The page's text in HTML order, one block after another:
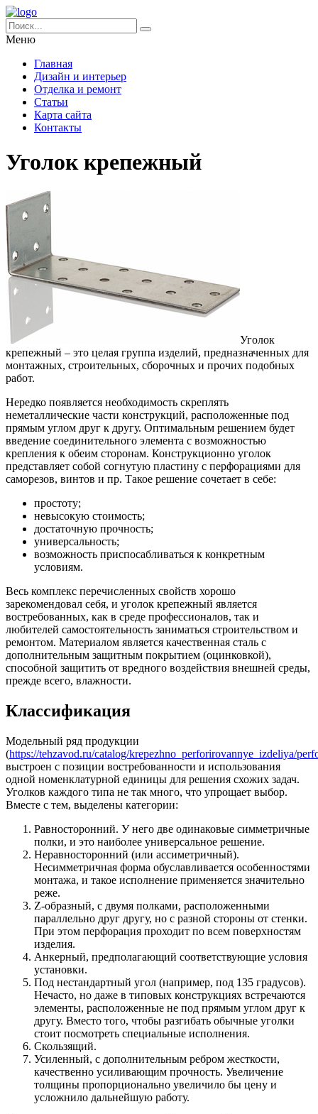
Меню
Главная
Дизайн и интерьер
Отделка и ремонт
Статьи
Карта сайта
Контакты
Уголок крепежный
Уголок
крепежный – это целая группа изделий, предназначенных для
монтажных, строительных, сборочных и прочих подобных
работ.
Нередко появляется необходимость скреплять
неметаллические части конструкций, расположенные под
прямым углом друг к другу. Оптимальным решением будет
введение соединительного элемента с возможностью
крепления к обеим сторонам. Конструкционно уголок
представляет собой согнутую пластину с перфорациями для
саморезов, винтов и пр. Такое решение сочетает в себе:
простоту;
невысокую стоимость;
достаточную прочность;
универсальность;
возможность приспосабливаться к конкретным
условиям.
Весь комплекс перечисленных свойств хорошо
зарекомендовал себя, и уголок крепежный является
востребованных, как в среде профессионалов, так и
любителей самостоятельность заниматься строительством и
ремонтом. Материалом является качественная сталь с
дополнительным защитным покрытием (оцинковкой),
способной защитить от вредного воздействия внешней среды,
прежде всего, влажности.
Классификация
Модельный ряд продукции
(https://tehzavod.ru/catalog/krepezhno_perforirovannye_izdeliya/
выстроен с позиции востребованности и использования
одной номенклатурной единицы для решения схожих задач.
Уголков каждого типа не так много, что упрощает выбор.
Вместе с тем, выделены категории:
Равносторонний. У него две одинаковые симметричные
полки, и это наиболее универсальное решение.
Неравносторонний (или ассиметричный).
Несимметричная форма обуславливается особенностями
монтажа, и такое исполнение применяется значительно
реже.
Z-образный, с двумя полками, расположенными
параллельно друг другу, но с разной стороны от стенки.
При этом перфорация проходит по всем поверхностям
изделия.
Анкерный, предполагающий соответствующие условия
установки.
Под нестандартный угол (например, под 135 градусов).
Нечасто, но даже в типовых конструкциях встречаются
элементы, расположенные не под прямым углом друг к
другу. Вместо того, чтобы разгибать обычные уголки
стоит посмотреть специальные исполнения.
Скользящий.
Усиленный, с дополнительным ребром жесткости,
качественно усиливающим прочность. Увеличение
толщины пропорционально увеличило бы цену и
усложнило дальнейшую работу.